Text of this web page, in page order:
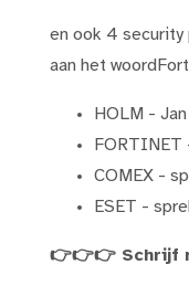
en ook 4 security
aan het
HOLM -
FORTINET
COMEX -
ESET -
👉👉👉 Schrijf